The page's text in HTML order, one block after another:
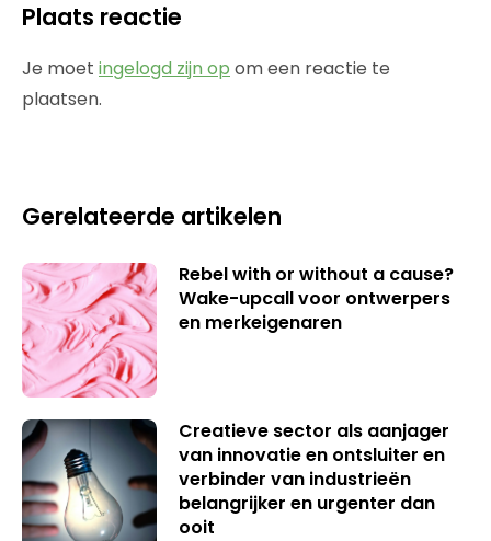
Plaats reactie
Je moet ingelogd zijn op om een reactie te
plaatsen.
Gerelateerde artikelen
Rebel with or without a cause?
Wake-upcall voor ontwerpers
en merkeigenaren
Creatieve sector als aanjager
van innovatie en ontsluiter en
verbinder van industrieën
belangrijker en urgenter dan
ooit